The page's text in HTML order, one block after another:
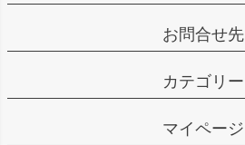
お問合せ先
カテゴリー
マイページ